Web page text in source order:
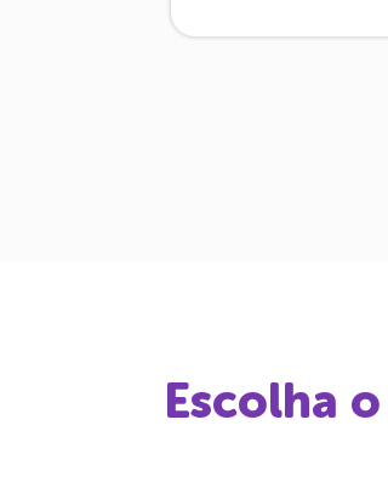
Escolha